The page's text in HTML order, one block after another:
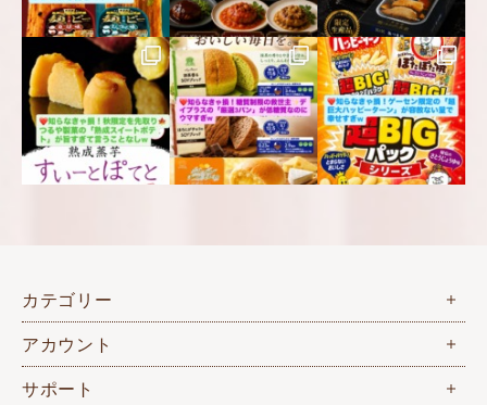
カテゴリー
アカウント
サポート